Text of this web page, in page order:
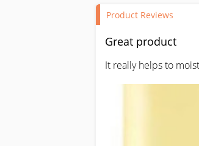
Product Reviews
Great product
It really helps to